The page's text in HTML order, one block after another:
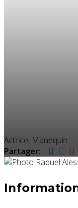
Actrice, Manequin
Partager: